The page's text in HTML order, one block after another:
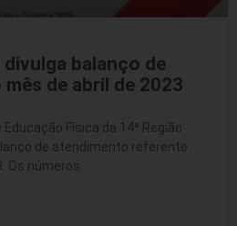
divulga balanço de
de abril de 2023
Física da 14ª Região
de atendimento referente
Os números